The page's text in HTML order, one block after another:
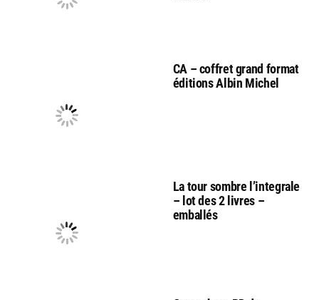
CA – coffret grand format
éditions Albin Michel
La tour sombre l’integrale
– lot des 2 livres –
emballés